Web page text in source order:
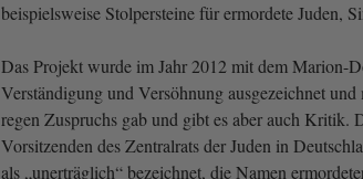
beispielsweise Stolpersteine für ermordete Juden,
Das Projekt wurde im Jahr 2012 mit dem Marion-
Verständigung und Versöhnung ausgezeichnet
regen Zuspruchs gab und gibt es aber auch Kritik.
Vorsitzenden des Zentralrats der Juden in
als „unerträglich“ bezeichnet, die Namen